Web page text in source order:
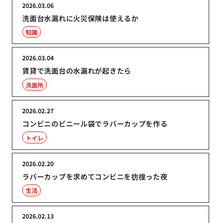
洗面台水漏れに火災保険は使えるか
2026.03.06
知識
賃貸で洗面台の水漏れが起きたら
2026.03.04
洗面所
コンビニのビニール袋でラバーカップを作る
2026.02.27
トイレ
ラバーカップを求めてコンビニを彷徨った夜
2026.02.20
生活
2026.02.13